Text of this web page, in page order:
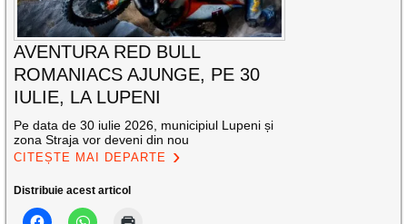
AVENTURA RED BULL
ROMANIACS AJUNGE, PE 30
IULIE, LA LUPENI
Pe data de 30 iulie 2026, municipiul Lupeni și
zona Straja vor deveni din nou
CITEȘTE MAI DEPARTE
Distribuie acest articol